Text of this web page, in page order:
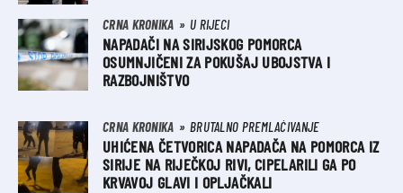
CRNA KRONIKA U RIJECI
NAPADAČI NA SIRIJSKOG POMORCA
OSUMNJIČENI ZA POKUŠAJ UBOJSTVA I
RAZBOJNIŠTVO
CRNA KRONIKA BRUTALNO PREMLAĆIVANJE
UHIĆENA ČETVORICA NAPADAČA NA POMORCA IZ
SIRIJE NA RIJEČKOJ RIVI, CIPELARILI GA PO
KRVAVOJ GLAVI I OPLJAČKALI